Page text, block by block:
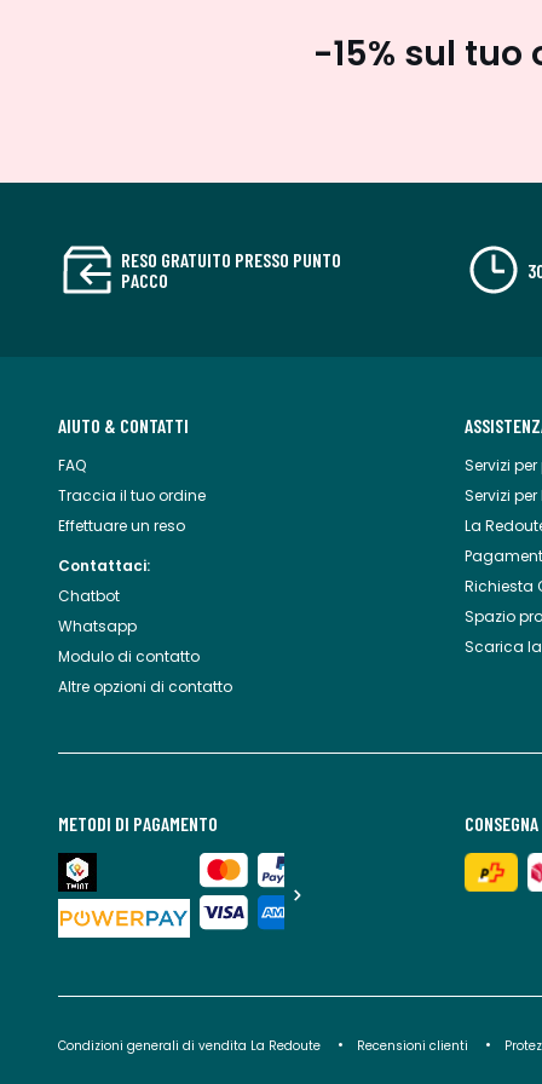
-15% sul tuo
RESO GRATUITO PRESSO PUNTO
PACCO
AIUTO & CONTATTI
FAQ
Traccia il tuo ordine
Effettuare un reso
Contattaci:
Chatbot
Whatsapp
Modulo di contatto
Altre opzioni di contatto
Servizi
Servizi per
La
Richiesta
Spazio pro
Scarica
METODI DI PAGAMENTO
Condizioni generali di vendita La Redoute Recensioni clienti